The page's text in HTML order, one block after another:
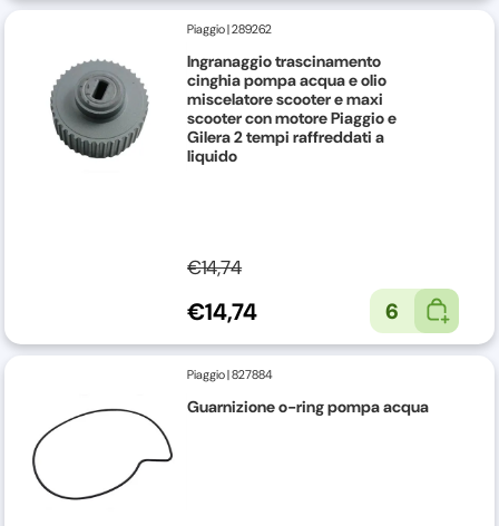
Piaggio|289262
Ingranaggio trascinamento
cinghia pompa acqua e olio
miscelatore scooter e maxi
scooter con motore Piaggio e
Gilera 2 tempi raffreddati a
liquido
€14,74
€14,74 6
Piaggio|827884
Guarnizione o-ring pompa acqua